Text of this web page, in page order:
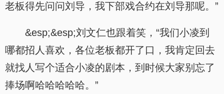
老板得先问问刘导，我下部戏合约在刘导那呢。”
&esp;&esp;刘文仁也跟着笑，“我们小凌到
哪都招人喜欢，各位老板都开了口，我肯定回去
就找人写个适合小凌的剧本，到时候大家别忘了
捧场啊哈哈哈哈哈。”